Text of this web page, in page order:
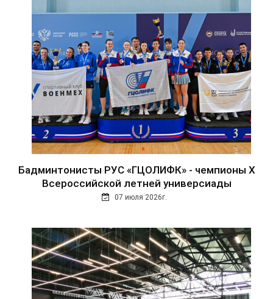
Бадминтонисты РУС «ГЦОЛИФК» - чемпионы Х
Всероссийской летней универсиады
07 июля 2026г.